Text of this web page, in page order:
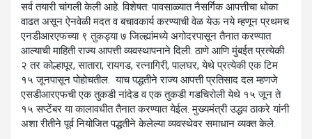
सर्व तयारी चांगली केली आहे. विशेषत: पावसाळ्यात नैसर्गिक आपत्तीचा धोका
वाढत असून ऐनवेळी मदत व बचावकार्य करण्याची वेळ येऊ नये म्हणून प्रथमच
एनडीआरएफच्या ९ तुकड्या ७ जिल्ह्यांमध्ये अगोदरपासून तैनात करण्यात
आल्याची माहिती राज्य आपत्ती व्यवस्थापनाने दिली. ठाणे आणि मुंबईत प्रत्येकी
२ तर कोल्हापूर, सातारा, रायगड, रत्नागिरी, पालघर, येथे प्रत्येकी एक टिम
१५ जूनपासून पोहोचतील. याच पद्धतीने राज्य आपत्ती प्रतिसाद दल म्हणजे
एसडीआरएफची एक तुकडी नांदेड व एक तुकडी गडचिरोली येथे १५ जून ते
१५ सप्टेंबर या कालावधीत तैनात करण्यात येईल. मुख्यमंत्री उद्धव ठाकरे यांनी
अशा रीतीने पूर्व नियोजित पद्धतीने केलेल्या व्यवस्थेवर समाधान व्यक्त केले.